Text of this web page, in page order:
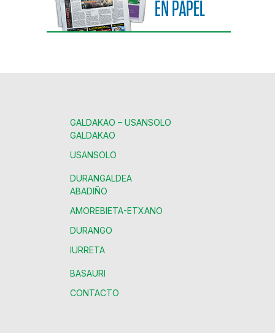
GALDAKAO – USANSOLO
GALDAKAO
USANSOLO
DURANGALDEA
ABADIÑO
AMOREBIETA-ETXANO
DURANGO
IURRETA
BASAURI
CONTACTO